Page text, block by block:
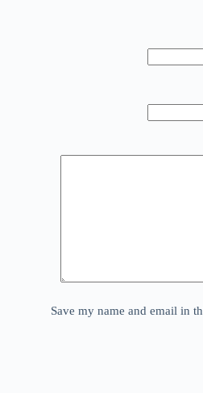
Save my name and email in